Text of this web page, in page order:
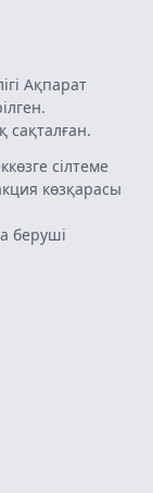
Ақпарат
сілтеме
көзқарасы
беруші